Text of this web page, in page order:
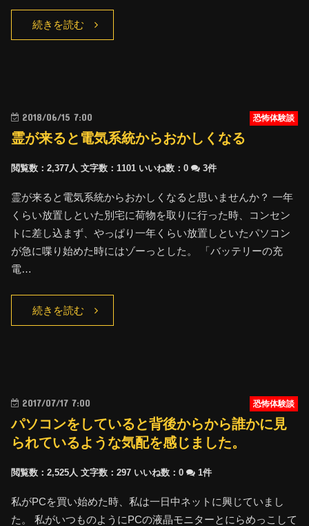
続きを読む
2018/06/15 7:00 恐怖体験談
霊が来ると電気系統からおかしくなる
閲覧数：2,377人 文字数：1101 いいね数：0 3件
霊が来ると電気系統からおかしくなると思いませんか？ 一年
くらい放置しといた別宅に荷物を取りに行った時、コンセン
トに差し込まず、やっぱり一年くらい放置しといたパソコン
が急に喋り始めた時にはゾーっとした。 「バッテリーの充
電…
続きを読む
2017/07/17 7:00 恐怖体験談
パソコンをしていると背後からから誰かに見
られているような気配を感じました。
閲覧数：2,525人 文字数：297 いいね数：0 1件
私がPCを買い始めた時、私は一日中ネットに興じていまし
た。 私がいつものようにPCの液晶モニターとにらめっこして